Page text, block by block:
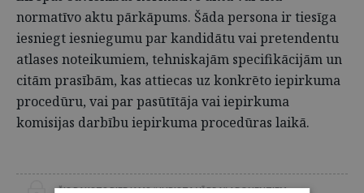
normatīvo aktu pārkāpums. Šāda persona ir tiesīga
iesniegt iesniegumu par kandidātu vai pretendentu
atlases noteikumiem, tehniskajām specifikācijām un
citām prasībām, kas attiecas uz konkrēto iepirkuma
procedūru, vai par pasūtītāja vai iepirkuma
komisijas darbību iepirkuma procedūras laikā.
ŠIS RAKSTS PIEEJAMS “JURISTA VĀRDA” ABONENTIEM